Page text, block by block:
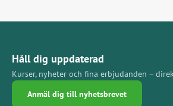
Håll dig uppdaterad
Kurser, nyheter och fina erbjudanden –
Anmäl dig till nyhetsbrevet